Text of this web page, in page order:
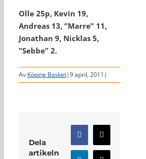
Olle 25p, Kevin 19,
Andreas 13, ”Marre” 11,
Jonathan 9, Nicklas 5,
”Sebbe” 2.
Av Köping Basket|9 april, 2011 |
Dela
artikeln
Facebook
X